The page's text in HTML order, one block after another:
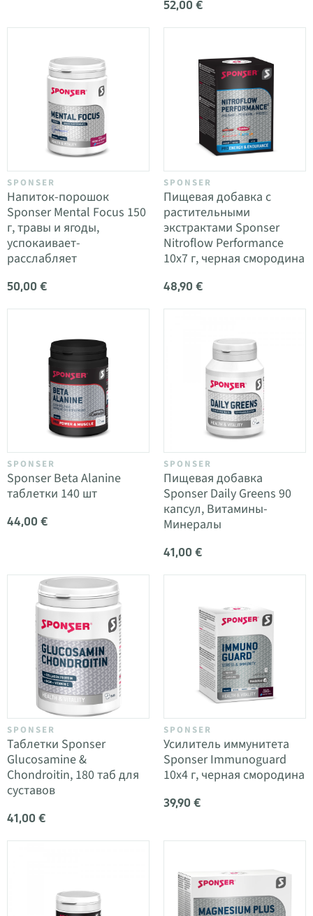
52,00 €
SPONSER
Напиток-порошок
Sponser Mental Focus 150
г, травы и ягоды,
успокаивает-
расслабляет
50,00 €
SPONSER
Пищевая добавка с
растительными
экстрактами Sponser
Nitroflow Performance
10x7 г, черная смородина
48,90 €
SPONSER
Sponser Beta Alanine
таблетки 140 шт
44,00 €
SPONSER
Пищевая добавка
Sponser Daily Greens 90
капсул, Витамины-
Минералы
41,00 €
SPONSER
Таблетки Sponser
Glucosamine &
Chondroitin, 180 таб для
суставов
41,00 €
SPONSER
Усилитель иммунитета
Sponser Immunoguard
10x4 г, черная смородина
39,90 €